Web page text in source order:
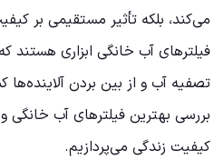
می‌کند، بلکه تأثیر مستقیمی بر
فیلترهای آب خانگی ابزاری هستند
تصفیه آب و از بین بردن آلاینده‌ها
بررسی بهترین فیلترهای آب خانگی
کیفیت زندگی می‌پردازیم.